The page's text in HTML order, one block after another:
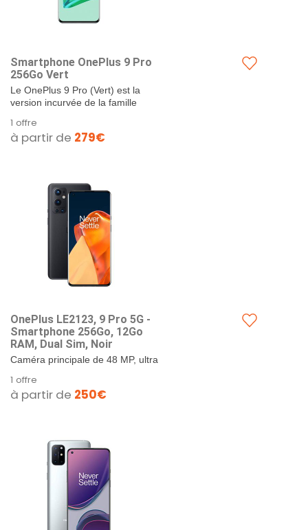
Smartphone OnePlus 9 Pro
256Go Vert
Le OnePlus 9 Pro (Vert) est la
version incurvée de la famille
sensiblement des mêmes...
1 offre
à partir de 279€
OnePlus LE2123, 9 Pro 5G -
Smartphone 256Go, 12Go
RAM, Dual Sim, Noir
Caméra principale de 48 MP, ultra
MP - La caméra Hasselblad
exclusive pour smartphones...
1 offre
à partir de 250€